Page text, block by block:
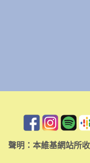
聲明：本維基網站所